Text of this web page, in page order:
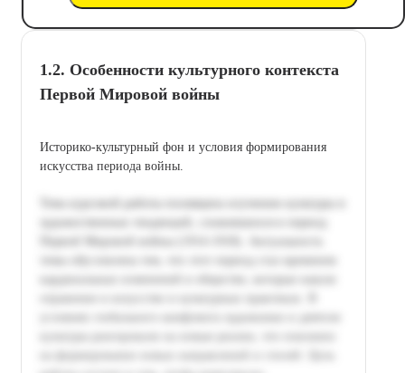
1.2. Особенности культурного контекста
Первой Мировой войны
Историко-культурный фон и условия формирования
искусства периода войны.